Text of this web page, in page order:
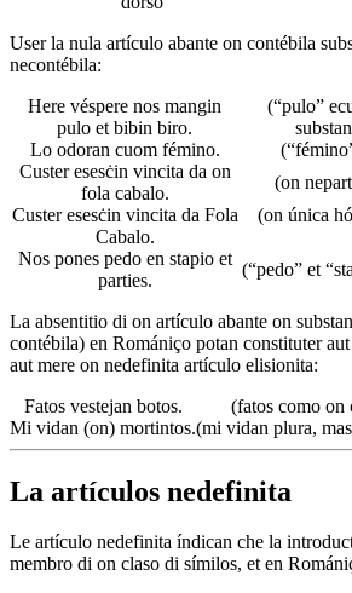
User la nula artículo abante on contébila
necontébila:
Here véspere nos mangin
pulo et bibin biro.
(“pulo”
Lo odoran cuom fémino.
Custer esesċin vincita da on
fola cabalo.
(on
Custer esesċin vincita da Fola
Cabalo.
(on única
Nos pones pedo en stapio et
parties.
(“pedo” et
La absentitio di on artículo abante on
contébila) en Romániço potan constituter
aut mere on nedefinita artículo elisionita:
Fatos vestejan botos.
(fatos como on
Mi vidan (on) mortintos.(mi vidan plura,
La artículos nedefinita
Le artículo nedefinita índican che la
membro di on claso di símilos, et en